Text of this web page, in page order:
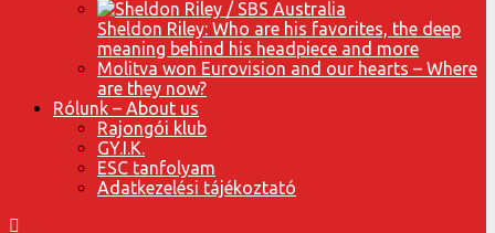
Sheldon Riley: Who are his favorites, the deep
meaning behind his headpiece and more
Molitva won Eurovision and our hearts – Where
are they now?
Rólunk – About us
Rajongói klub
GY.I.K.
ESC tanfolyam
Adatkezelési tájékoztató